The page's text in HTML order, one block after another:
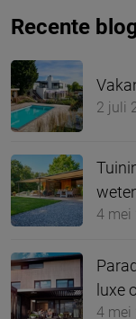
Recente
2 juli
4 mei
luxe
4 mei